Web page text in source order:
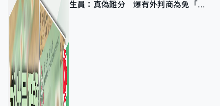
生員：真偽難分 爆有外判商為免「封